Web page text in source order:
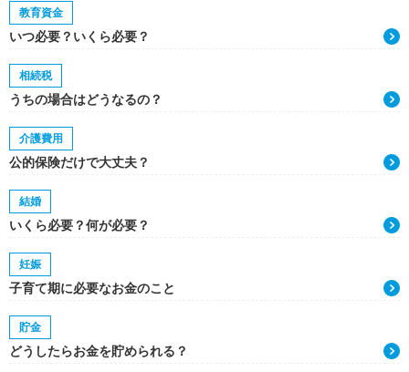
教育資金
いつ必要？いくら必要？
相続税
うちの場合はどうなるの？
介護費用
公的保険だけで大丈夫？
結婚
いくら必要？何が必要？
妊娠
子育て期に必要なお金のこと
貯金
どうしたらお金を貯められる？